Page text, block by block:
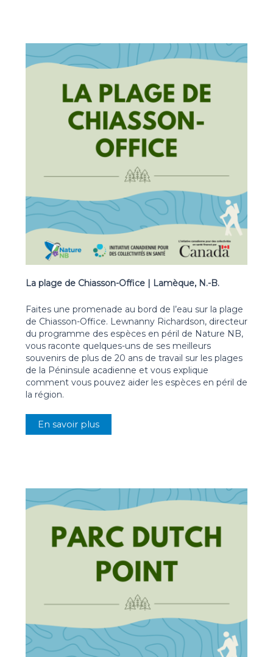
La plage de Chiasson-Office | Lamèque, N.-B.
Faites une promenade au bord de l’eau sur la plage
de Chiasson-Office. Lewnanny Richardson, directeur
du programme des espèces en péril de Nature NB,
vous raconte quelques-uns de ses meilleurs
souvenirs de plus de 20 ans de travail sur les plages
de la Péninsule acadienne et vous explique
comment vous pouvez aider les espèces en péril de
la région.
En savoir plus